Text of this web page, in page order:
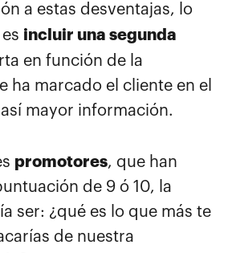
a estas desventajas, lo
incluir una segunda
en función de la
ha marcado el cliente en el
mayor información.
promotores, que han
de 9 ó 10, la
ser: ¿qué es lo que más te
de nuestra